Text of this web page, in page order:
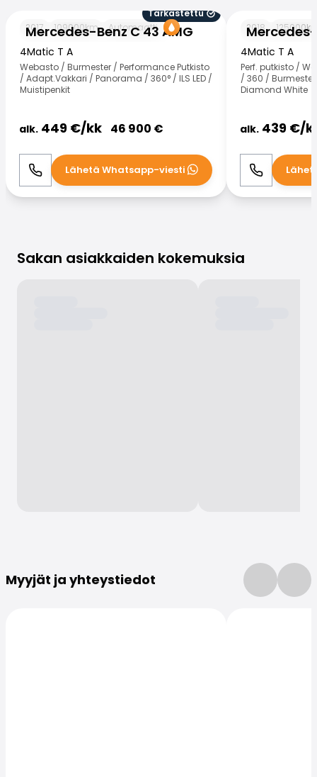
Mercedes-Benz C 43 AMG
Mercedes-Benz C 43 AMG
Tarkastettu
2017
109000km Automaatti
4Matic T A
Webasto / Burmester / Performance Putkisto
/ Adapt.Vakkari / Panorama / 360° / ILS LED /
Muistipenkit
alk. 449 €/kk 46 900 €
Soita WhatsApp
Lähetä Whatsapp-viesti
2018 125000
4Matic T A
Perf. putkisto /
/ 360 / Burmester
Diamond White
alk. 439 €/
Soita
Sakan asiakkaiden kokemuksia
Myyjät ja yhteystiedot